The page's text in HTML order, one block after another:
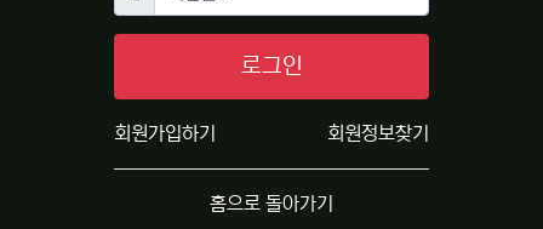
로그인
회원가입하기 회원정보찾기
홈으로 돌아가기